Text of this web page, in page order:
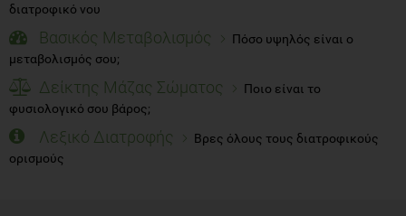
διατροφικό νου
Βασικός Μεταβολισμός
Πόσο υψηλός είναι ο
μεταβολισμός σου;
Δείκτης Μάζας Σώματος
Ποιο είναι το
φυσιολογικό σου βάρος;
Λεξικό Διατροφής
Βρες όλους τους διατροφικούς
ορισμούς